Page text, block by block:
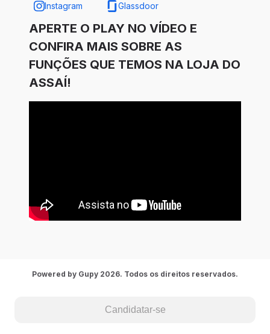
Instagram Glassdoor
APERTE O PLAY NO VÍDEO E
CONFIRA MAIS SOBRE AS
FUNÇÕES QUE TEMOS NA LOJA DO
ASSAÍ!
Candidatar-se
Powered by Gupy 2026. Todos os direitos reservados.